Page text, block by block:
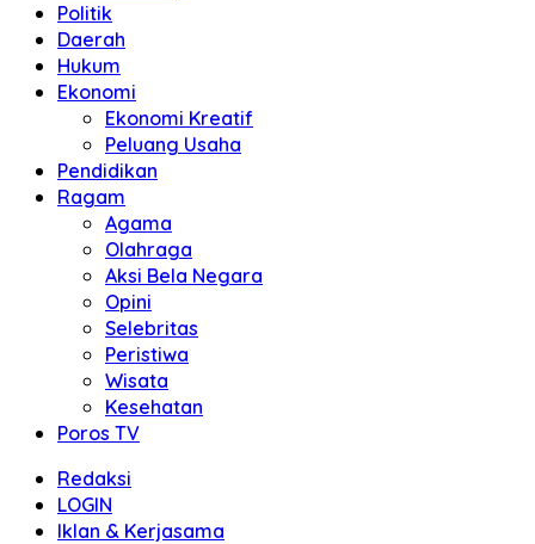
Politik
Daerah
Hukum
Ekonomi
Ekonomi Kreatif
Peluang Usaha
Pendidikan
Ragam
Agama
Olahraga
Aksi Bela Negara
Opini
Selebritas
Peristiwa
Wisata
Kesehatan
Poros TV
Redaksi
LOGIN
Iklan & Kerjasama